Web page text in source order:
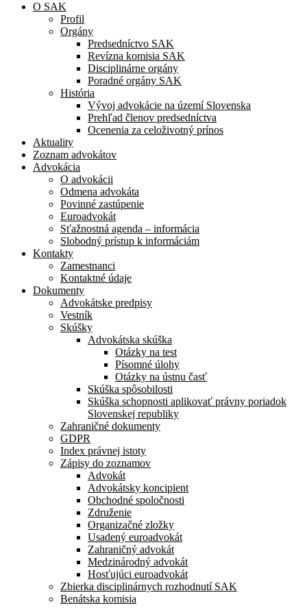
O SAK
Profil
Orgány
Predsedníctvo SAK
Revízna komisia SAK
Disciplinárne orgány
Poradné orgány SAK
História
Vývoj advokácie na území Slovenska
Prehľad členov predsedníctva
Ocenenia za celoživotný prínos
Aktuality
Zoznam advokátov
Advokácia
O advokácii
Odmena advokáta
Povinné zastúpenie
Euroadvokát
Sťažnostná agenda – informácia
Slobodný prístup k informáciám
Kontakty
Zamestnanci
Kontaktné údaje
Dokumenty
Advokátske predpisy
Vestník
Skúšky
Advokátska skúška
Otázky na test
Písomné úlohy
Otázky na ústnu časť
Skúška spôsobilosti
Skúška schopnosti aplikovať právny poriadok
Slovenskej republiky
Zahraničné dokumenty
GDPR
Index právnej istoty
Zápisy do zoznamov
Advokát
Advokátsky koncipient
Obchodné spoločnosti
Združenie
Organizačné zložky
Usadený euroadvokát
Zahraničný advokát
Medzinárodný advokát
Hosťujúci euroadvokát
Zbierka disciplinárnych rozhodnutí SAK
Benátska komisia